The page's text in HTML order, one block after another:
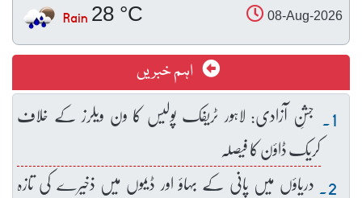
08-Aug-2026
28 °C
Rain
اہم خبریں
جشنِ آزادی: لاہور ٹریفک پولیس کا ون ویلرز کے خلاف
کریک ڈاؤن کا فیصلہ
دریاؤں میں پانی کے بہاؤ اور ڈیموں میں ذخیرے کی تازہ